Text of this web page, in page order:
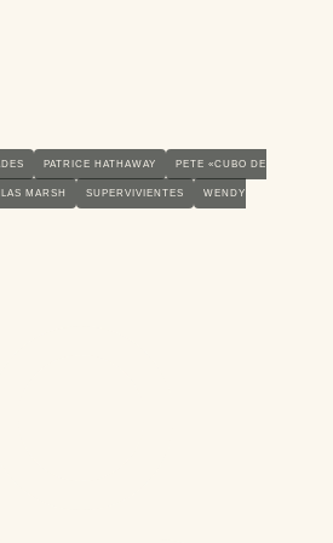
PATRICE HATHAWAY PETE «CUBO DE
MARSH SUPERVIVIENTES WENDY